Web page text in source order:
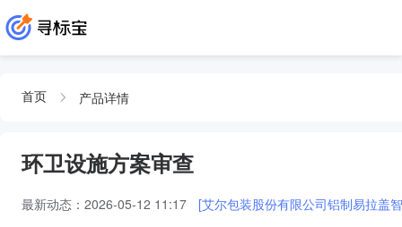
首页 产品详情
环卫设施方案审查
最新动态： 2026-05-12 11:17 [艾尔包装股份有限公司铝制易拉盖